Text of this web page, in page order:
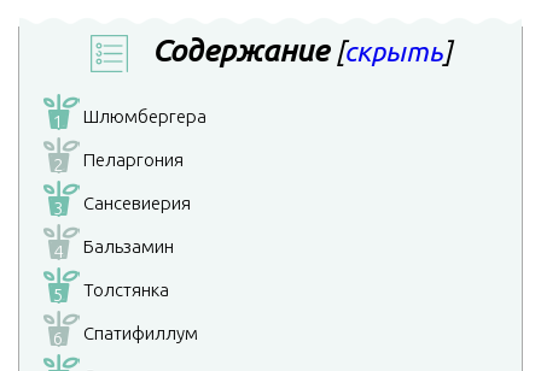
Содержание [скрыть]
1 Шлюмбергера
2 Пеларгония
3 Сансевиерия
4 Бальзамин
5 Толстянка
6 Спатифиллум